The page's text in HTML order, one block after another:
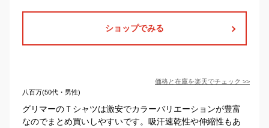
ショップでみる
価格と在庫を楽天でチェック >>
八百万(50代・男性)
グリマーのＴシャツは激安でカラーバリエーションが豊富
なのでまとめ買いしやすいです。吸汗速乾性や伸縮性もあ